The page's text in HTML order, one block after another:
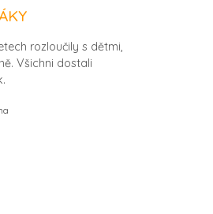
rozloučily s dětmi,
Všichni dostali